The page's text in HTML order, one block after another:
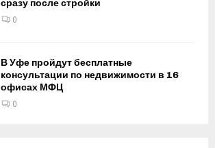
сразу после стройки
0
В Уфе пройдут бесплатные
консультации по недвижимости в 16
офисах МФЦ
0